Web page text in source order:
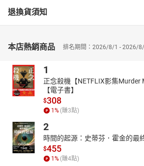
領域的前茅。
互動應用的重要橋樑，聚焦企業與使用者需
應用領域，致力打造最適宜使用的AI人機工具
章節：
01蘋果、香蕉、葡萄、蓮霧、芭樂
02西瓜、哈密瓜、木瓜、鳳梨
04檸檬、金柑、番茄、梅子
05草莓、櫻桃、荔枝、龍眼、枇杷
06芒果、百香果、火龍果、水蜜桃
07酪梨、釋迦、楊桃、柿子、棗子
退換貨須知
本店熱銷商品 排名期間：2026/8/1 - 2026/
1
正念殺機【NETFLIX影集Murder
【電子書】
$308
1 % (賺3點)
2
時間的起源：史蒂芬．霍金的最
$455
1 % (賺4點)